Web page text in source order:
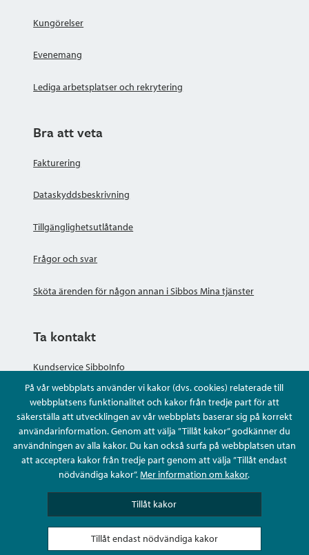
På vår webbplats använder vi kakor (dvs. cookies) relaterade till
webbplatsens funktionalitet och kakor från tredje part för att
säkerställa att utvecklingen av vår webbplats baserar sig på korrekt
användarinformation. Genom att välja ”Tillåt kakor” godkänner du
användningen av alla kakor. Du kan också surfa på webbplatsen utan
att acceptera kakor från tredje part genom att välja ”Tillåt endast
nödvändiga kakor”.Mer information om kakor.
Tillåt kakor
Tillåt endast nödvändiga kakor
Kungörelser
Evenemang
Lediga arbetsplatser och rekrytering
Bra att veta
Fakturering
Dataskyddsbeskrivning
Tillgänglighetsutlåtande
Frågor och svar
Sköta ärenden för någon annan i Sibbos Mina tjänster
Ta kontakt
Kundservice SibboInfo
Ge anonym respons
Ställ en fråga eller sköta ditt ärende
Kontaktuppgifter